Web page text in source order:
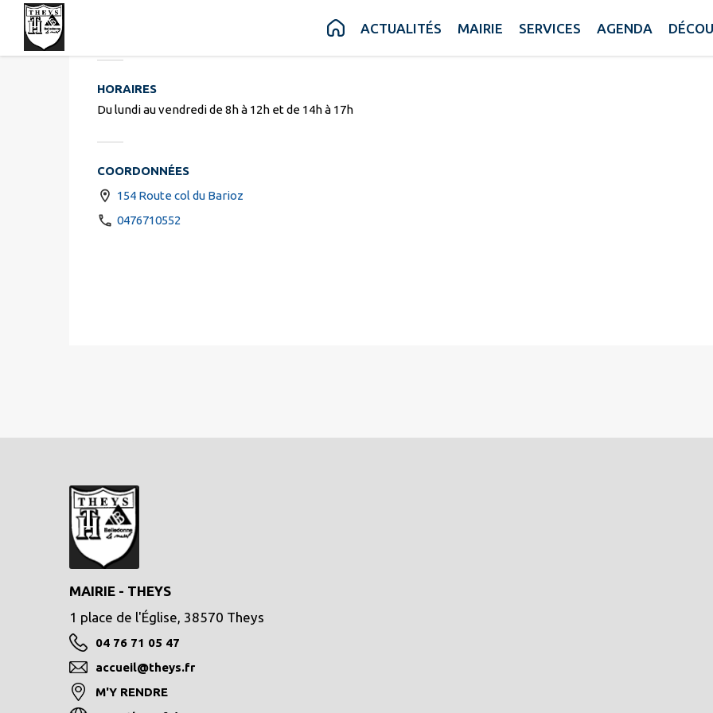
Contenu ACTUALITÉS MAIRIE SERVICES AGENDA
BMK motoculture
HORAIRES
Du lundi au vendredi de 8h à 12h et de 14h à 17h
COORDONNÉES
154 Route col du Barioz
0476710552
MAIRIE - THEYS
1 place de l'Église, 38570 Theys
04 76 71 05 47
accueil@theys.fr
M'Y RENDRE